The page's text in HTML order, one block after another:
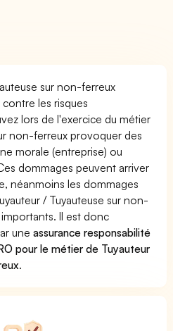
sur non-ferreux
les risques
lors de l'exercice du métier
non-ferreux provoquer des
morale (entreprise) ou
dommages peuvent arriver
néanmoins les dommages
/ Tuyauteuse sur non-
Il est donc
uneassurance responsabilité
pour le métier de Tuyauteur
.